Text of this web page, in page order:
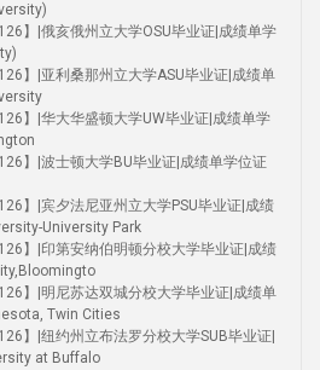
】|俄亥俄州立大学OSU毕业证|成绩单学
】|亚利桑那州立大学ASU毕业证|成绩单
】|华大华盛顿大学UW毕业证|成绩单学
】|波士顿大学BU毕业证|成绩单学位证
】|宾夕法尼亚州立大学PSU毕业证|成绩
University Park
】|印第安纳伯明顿分校大学毕业证|成绩
】|明尼苏达双城分校大学毕业证|成绩单
Twin Cities
】|纽约州立布法罗分校大学SUB毕业证|
at Buffalo